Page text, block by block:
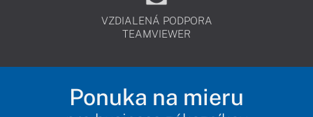
VZDIALENÁ PODPORA
TEAMVIEWER
Ponuka na mieru